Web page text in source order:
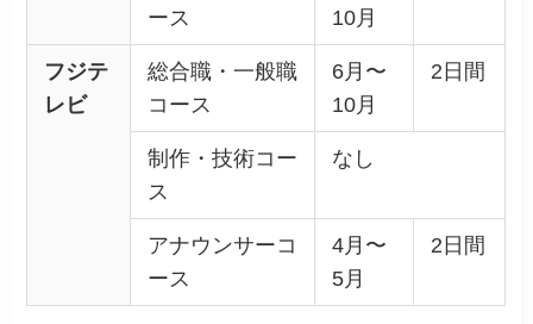
ース
10月
フジテ
レビ
総合職・一般職
コース
6月〜
10月
2日間
制作・技術コー
ス
なし
アナウンサーコ
ース
4月〜
5月
2日間